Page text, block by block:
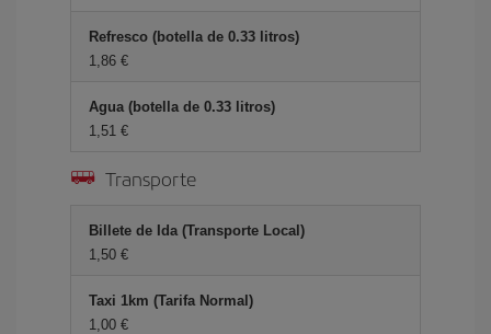
Refresco (botella de 0.33 litros)
1,86 €
Agua (botella de 0.33 litros)
1,51 €
Transporte
Billete de Ida (Transporte Local)
1,50 €
Taxi 1km (Tarifa Normal)
1,00 €